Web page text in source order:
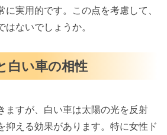
実用的です。この点を考慮して、
ないでしょうか。
白い車の相性
ますが、白い車は太陽の光を反射
抑える効果があります。特に女性ド